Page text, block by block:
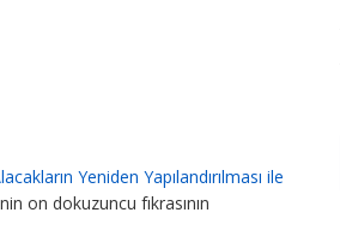
Yeniden Yapılandırılması ile
on dokuzuncu fıkrasının